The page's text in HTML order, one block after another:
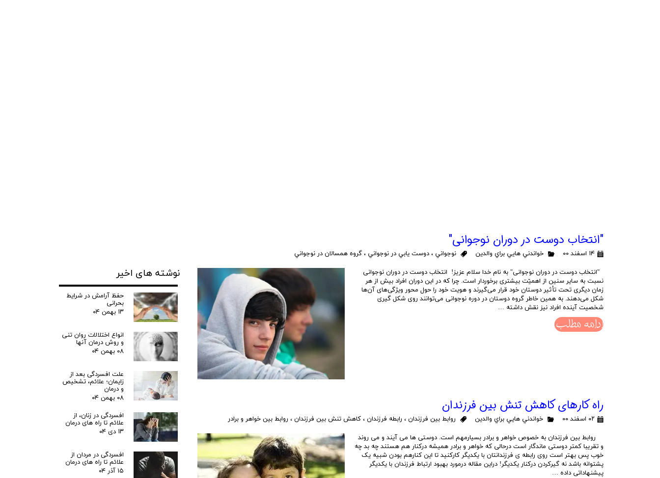
"انتخاب دوست در دوران نوجوانی"
۱۴ اسفند ۰۰ خواندني هايي براي والدين نوجواني ، دوست يابي در نوجواني ، گروه همسالان در نوجواني
"انتخاب دوست در دوران نوجوانی" به نام خدا سلام عزیز! انتخاب دوست در دوران نوجوانی
نسبت به سایر سنین از اهمیّت بیشتری برخوردار است. چرا که در این دوران افراد بیش از هر
زمان دیگری تحت تأثیر دوستان خود قرار می‌گیرند و هویت خود را حول محور ویژگی‌های آن‌ها
شکل می‌دهند. به همین خاطر گروه دوستان در دوره نوجوانی می‌توانند روی شکل گیری
شخصیت آینده افراد نیز نقش داشته …
ادامه مطلب
راه كارهاي كاهش تنش بين فرزندان
۰۲ اسفند ۰۰ خواندني هايي براي والدين روابط بين فرزندان ، رابطه فرزندان ، كاهش تنش بين فرزندان ، روابط بين خواهر و برادر
روابط بین فرزندان به خصوص خواهر و برادر بسیارمهم است. دوستی ها می آیند و می روند
و تقریبا کمتر دوستی ماندگار است درحالی که خواهر و برادر همیشه درکنار هم هستند چه بد چه
خوب پس بهتر است روی رابطه ی فرزندانتان با یکدیگر کارکنید تا این کنارهم بودن شبیه یک
پشتوانه باشد نه گیرکردن درکنار یکدیگر! دراین مقاله درمورد بهبود ارتباط فرزندان با یکدیگر
پیشنهاداتی داده …
نوشته های اخیر
حفظ آرامش در شرایط
بحرانی
۱۳ بهمن ۰۴
انواع اختلالات روان تنی
و روش درمان آنها
۰۸ بهمن ۰۴
علت افسردگی بعد از
زایمان؛ علائم، تشخیص
و درمان
۰۸ بهمن ۰۴
افسردگی در زنان، از
علائم تا راه های درمان
۱۳ دی ۰۴
افسردگی در مردان از
علائم تا راه های درمان
۱۵ آذر ۰۴